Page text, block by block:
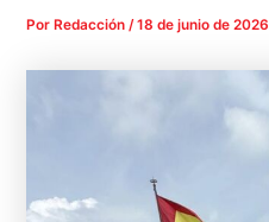
Por Redacción/18 de junio de 2026